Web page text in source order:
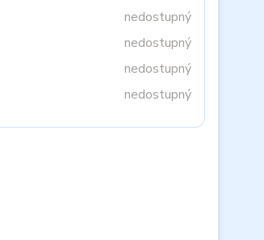
nedostupný
nedostupný
nedostupný
nedostupný